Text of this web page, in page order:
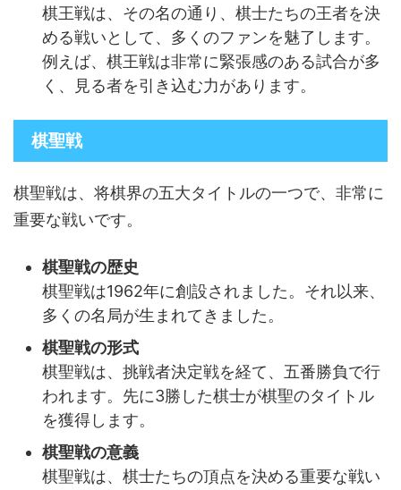
棋王戦は、その名の通り、棋士たちの王者を決
める戦いとして、多くのファンを魅了します。
例えば、棋王戦は非常に緊張感のある試合が多
く、見る者を引き込む力があります。
棋聖戦
棋聖戦は、将棋界の五大タイトルの一つで、非常に
重要な戦いです。
棋聖戦の歴史
棋聖戦は1962年に創設されました。それ以来、
多くの名局が生まれてきました。
棋聖戦の形式
棋聖戦は、挑戦者決定戦を経て、五番勝負で行
われます。先に3勝した棋士が棋聖のタイトル
を獲得します。
棋聖戦の意義
棋聖戦は、棋士たちの頂点を決める重要な戦い